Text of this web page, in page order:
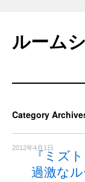
content
ルーム
Category
2012年4月1日
『ミズ
過激な